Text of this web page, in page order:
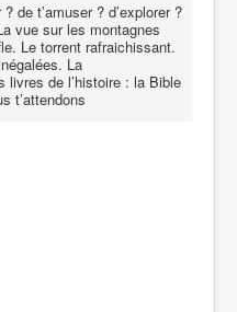
de t’amuser ? d’explorer ?
vue sur les montagnes
Le torrent rafraichissant.
La
livres de l’histoire : la Bible
t’attendons